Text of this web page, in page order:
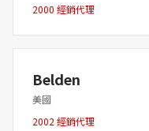
2000 經銷代理
Belden
美國
2002 經銷代理